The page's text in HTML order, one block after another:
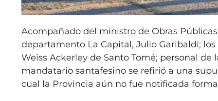
Acompañado del ministro de Obras
departamento La Capital, Julio Garibaldi;
Weiss Ackerley de Santo Tomé; personal
mandatario santafesino se refirió a una
cual la Provincia aún no fue notificada